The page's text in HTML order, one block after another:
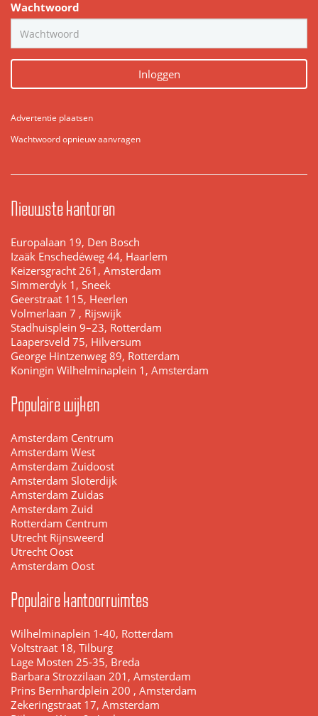
Wachtwoord
Inloggen
Advertentie plaatsen
Wachtwoord opnieuw aanvragen
Nieuwste kantoren
Europalaan 19, Den Bosch
Izaäk Enschedéweg 44, Haarlem
Keizersgracht 261, Amsterdam
Simmerdyk 1, Sneek
Geerstraat 115, Heerlen
Volmerlaan 7 , Rijswijk
Stadhuisplein 9–23, Rotterdam
Laapersveld 75, Hilversum
George Hintzenweg 89, Rotterdam
Koningin Wilhelminaplein 1, Amsterdam
Populaire wijken
Amsterdam Centrum
Amsterdam West
Amsterdam Zuidoost
Amsterdam Sloterdijk
Amsterdam Zuidas
Amsterdam Zuid
Rotterdam Centrum
Utrecht Rijnsweerd
Utrecht Oost
Amsterdam Oost
Populaire kantoorruimtes
Wilhelminaplein 1-40, Rotterdam
Voltstraat 18, Tilburg
Lage Mosten 25-35, Breda
Barbara Strozzilaan 201, Amsterdam
Prins Bernhardplein 200 , Amsterdam
Zekeringstraat 17, Amsterdam